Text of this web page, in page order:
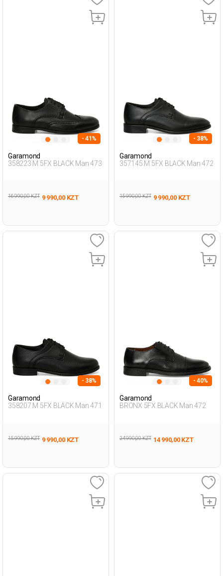
- 41%
Garamond
358223.M 5FX BLACK Man 473
16 990,00 KZT 9 990,00 KZT
- 38%
Garamond
357145.M 5FX BLACK Man 472
15 990,00 KZT 9 990,00 KZT
- 38%
Garamond
358207.M 5FX BLACK Man 471
15 990,00 KZT 9 990,00 KZT
- 40%
Garamond
BRONX 5FX BLACK Man 472
24 990,00 KZT 14 990,00 KZT